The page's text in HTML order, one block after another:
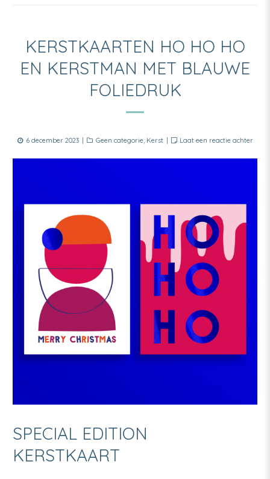
KERSTKAARTEN HO HO HO
EN KERSTMAN MET BLAUWE
FOLIEDRUK
Posted
6 december 2023 Categories
Geen categorie, Kerst Laat een reactie achter
SPECIAL EDITION
KERSTKAART